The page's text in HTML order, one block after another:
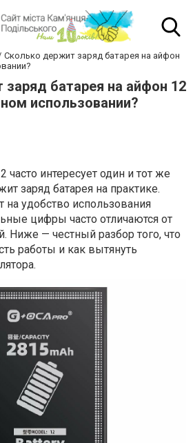
Сколько держит заряд батарея на айфон
батарея на айфон 12
использовании?
часто интересует один и тот же
заряд батарея на практике.
на удобство использования
цифры часто отличаются от
Ниже — честный разбор того, что
работы и как вытянуть